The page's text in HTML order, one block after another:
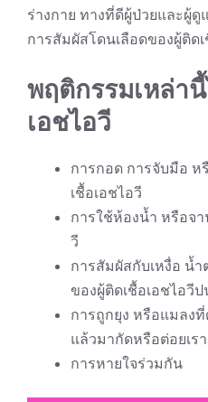
ร่างกาย ทางที่ดีผู้ป่วยและผู้
การสัมผัสโดนเลือดของผู้ติด
พฤติกรรมเหล่า
เอชไอวี
การกอด การจับมือ
เชื้อเอชไอวี
การใช้ห้องน้ำ หรือจ
วี
การสัมผัสกับเหงื่อ น้
ของผู้ติดเชื้อเอชไอวี
การถูกยุง หรือแมลงที่
แล้วมากัดหรือต่อยเรา
การหายใจร่วมกัน